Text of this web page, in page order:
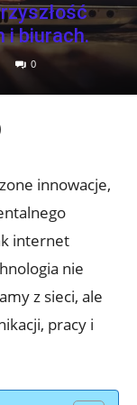
i biurach.
0
innowacje,
internet
nie
z sieci, ale
pracy i